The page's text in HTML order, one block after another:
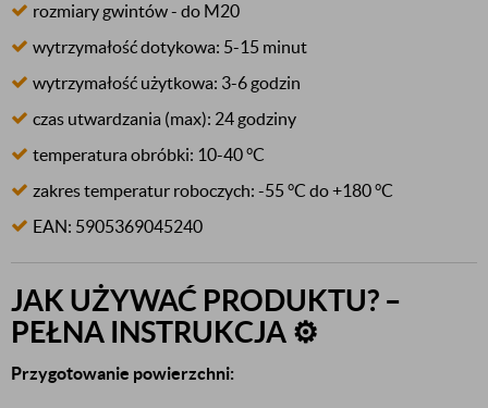
rozmiary gwintów - do M20
wytrzymałość dotykowa: 5-15 minut
wytrzymałość użytkowa: 3-6 godzin
czas utwardzania (max): 24 godziny
temperatura obróbki: 10-40 °C
zakres temperatur roboczych: -55 °C do +180 °C
EAN: 5905369045240
JAK UŻYWAĆ PRODUKTU? –
PEŁNA INSTRUKCJA ⚙️
Przygotowanie powierzchni: